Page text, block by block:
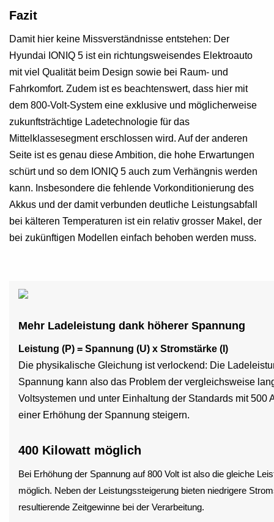
Fazit
Damit hier keine Missverständnisse entstehen: Der
Hyundai IONIQ 5 ist ein richtungsweisendes Elektroauto
mit viel Qualität beim Design sowie bei Raum- und
Fahrkomfort. Zudem ist es beachtenswert, dass hier mit
dem 800-Volt-System eine exklusive und möglicherweise
zukunftsträchtige Ladetechnologie für das
Mittelklassesegment erschlossen wird. Auf der anderen
Seite ist es genau diese Ambition, die hohe Erwartungen
schürt und so dem IONIQ 5 auch zum Verhängnis werden
kann. Insbesondere die fehlende Vorkonditionierung des
Akkus und der damit verbunden deutliche Leistungsabfall
bei kälteren Temperaturen ist ein relativ grosser Makel, der
bei zukünftigen Modellen einfach behoben werden muss.
Mehr Ladeleistung dank höherer Spannung
Leistung (P) = Spannung (U) x Stromstärke (I)
Die physikalische Gleichung ist verlockend: Die
Spannung kann also das Problem der vergleichsweise
Voltsystemen und unter Einhaltung der Standards mit
einer Erhöhung der Spannung steigern.
400 Kilowatt möglich
Bei Erhöhung der Spannung auf 800 Volt ist also die gleiche
möglich. Neben der Leistungssteigerung bieten niedrigere
resultierende Zeitgewinne bei der Verarbeitung.